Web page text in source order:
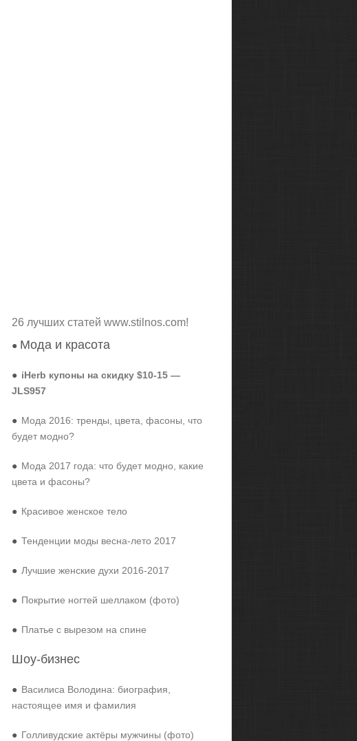
26 лучших статей www.stilnos.com!
● Мода и красота
● iHerb купоны на скидку $10-15 —
JLS957
● Мода 2016: тренды, цвета, фасоны, что
будет модно?
● Мода 2017 года: что будет модно, какие
цвета и фасоны?
● Красивое женское тело
● Тенденции моды весна-лето 2017
● Лучшие женские духи 2016-2017
● Покрытие ногтей шеллаком (фото)
● Платье с вырезом на спине
Шоу-бизнес
● Василиса Володина: биография,
настоящее имя и фамилия
● Голливудские актёры мужчины (фото)